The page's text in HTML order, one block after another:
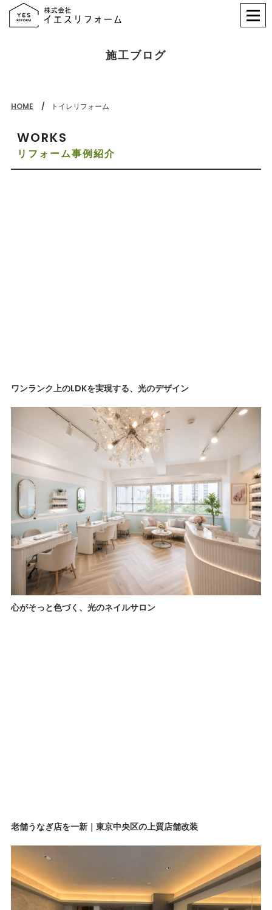
施工ブログ
HOME トイレリフォーム
WORKS
リフォーム事例紹介
ワンランク上のLDKを実現する、光のデザイン
心がそっと色づく、光のネイルサロン
老舗うなぎ店を一新｜東京中央区の上質店舗改装